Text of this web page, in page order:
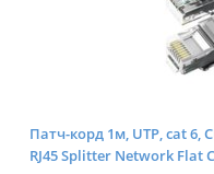
Патч-корд 1м, UTP, сat 6,
RJ45 Splitter Network Flat